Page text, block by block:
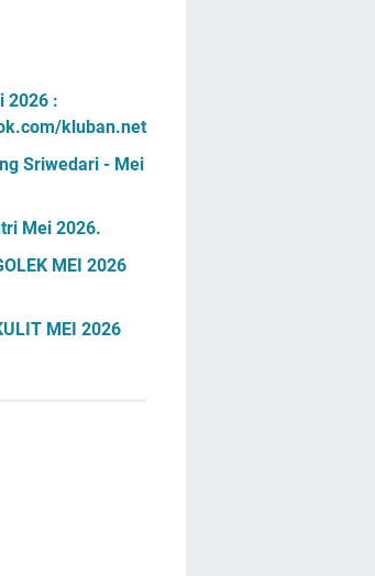
2026 :
kluban.net
Sriwedari - Mei
Mei 2026.
MEI 2026
MEI 2026